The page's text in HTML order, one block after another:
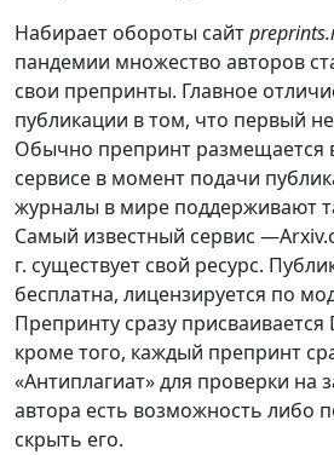
Набирает обороты сайт
пандемии множество авторов
свои препринты. Главное
публикации в том, что первый
Обычно препринт размещается
сервисе в момент подачи
журналы в мире поддерживают
Самый известный сервис
г. существует свой ресурс.
бесплатна, лицензируется по
Препринту сразу присваивается
кроме того, каждый препринт
«Антиплагиат» для проверки на
автора есть возможность либо
скрыть его.